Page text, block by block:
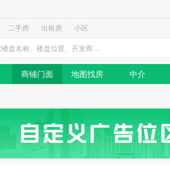
二手房 出租房
小区
商铺门面 地图找房 中介